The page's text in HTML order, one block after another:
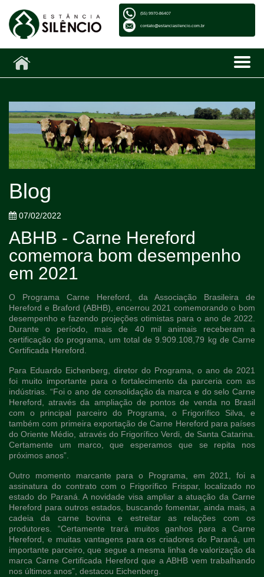
(55) 9970-86407
contato@estanciasilencio.com.br
Blog
07/02/2022
ABHB - Carne Hereford
comemora bom desempenho
em 2021
O Programa Carne Hereford, da Associação Brasileira de
Hereford e Braford (ABHB), encerrou 2021 comemorando o bom
desempenho e fazendo projeções otimistas para o ano de 2022.
Durante o período, mais de 40 mil animais receberam a
certificação do programa, um total de 9.909.108,79 kg de Carne
Certificada Hereford.
Para Eduardo Eichenberg, diretor do Programa, o ano de 2021
foi muito importante para o fortalecimento da parceria com as
indústrias. “Foi o ano de consolidação da marca e do selo Carne
Hereford, através da ampliação de pontos de venda no Brasil
com o principal parceiro do Programa, o Frigorífico Silva, e
também com primeira exportação de Carne Hereford para países
do Oriente Médio, através do Frigorífico Verdi, de Santa Catarina.
Certamente um marco, que esperamos que se repita nos
próximos anos”.
Outro momento marcante para o Programa, em 2021, foi a
assinatura do contrato com o Frigorífico Frispar, localizado no
estado do Paraná. A novidade visa ampliar a atuação da Carne
Hereford para outros estados, buscando fomentar, ainda mais, a
cadeia da carne bovina e estreitar as relações com os
produtores. “Certamente trará muitos ganhos para a Carne
Hereford, e muitas vantagens para os criadores do Paraná, um
importante parceiro, que segue a mesma linha de valorização da
marca Carne Certificada Hereford que a ABHB vem trabalhando
nos últimos anos”, destacou Eichenberg.